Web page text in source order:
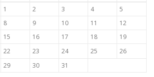
1 2 3 4
5
8 9 10 11
12
15 16 17 18
19
22 23 24 25
26
29 30 31